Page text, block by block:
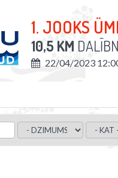
1. JOOKS
10,5 KM
22/04/2023